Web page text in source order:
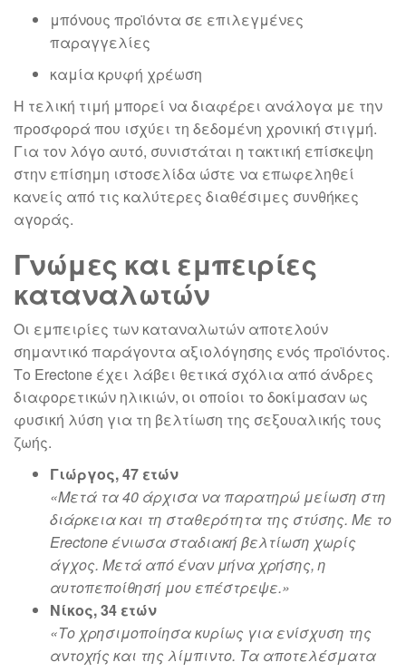
μπόνους προϊόντα σε επιλεγμένες
παραγγελίες
καμία κρυφή χρέωση
Η τελική τιμή μπορεί να διαφέρει ανάλογα με την
προσφορά που ισχύει τη δεδομένη χρονική στιγμή.
Για τον λόγο αυτό, συνιστάται η τακτική επίσκεψη
στην επίσημη ιστοσελίδα ώστε να επωφεληθεί
κανείς από τις καλύτερες διαθέσιμες συνθήκες
αγοράς.
Γνώμες και εμπειρίες
καταναλωτών
Οι εμπειρίες των καταναλωτών αποτελούν
σημαντικό παράγοντα αξιολόγησης ενός προϊόντος.
Το Erectone έχει λάβει θετικά σχόλια από άνδρες
διαφορετικών ηλικιών, οι οποίοι το δοκίμασαν ως
φυσική λύση για τη βελτίωση της σεξουαλικής τους
ζωής.
Γιώργος, 47 ετών
«Μετά τα 40 άρχισα να παρατηρώ μείωση στη
διάρκεια και τη σταθερότητα της στύσης. Με το
Erectone ένιωσα σταδιακή βελτίωση χωρίς
άγχος. Μετά από έναν μήνα χρήσης, η
αυτοπεποίθησή μου επέστρεψε.»
Νίκος, 34 ετών
«Το χρησιμοποίησα κυρίως για ενίσχυση της
αντοχής και της λίμπιντο. Τα αποτελέσματα